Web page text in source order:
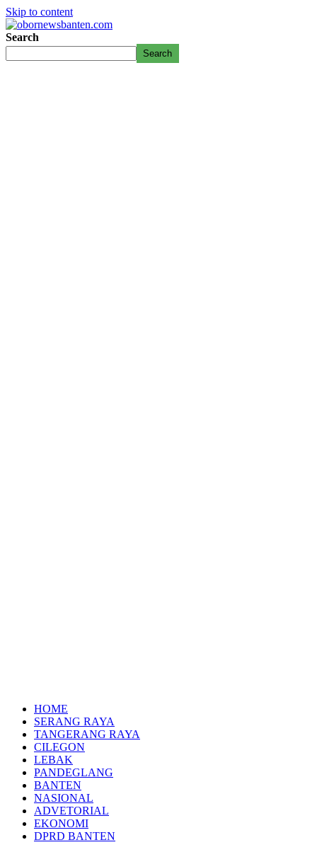
Skip to content
Search
Search
HOME
SERANG RAYA
TANGERANG RAYA
CILEGON
LEBAK
PANDEGLANG
BANTEN
NASIONAL
ADVETORIAL
EKONOMI
DPRD BANTEN